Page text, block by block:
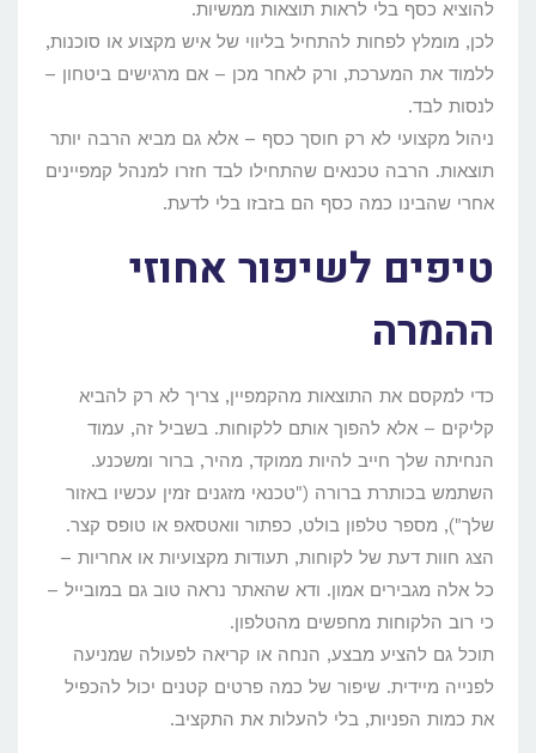
להוציא כסף בלי לראות תוצאות ממשיות.
לכן, מומלץ לפחות להתחיל בליווי של איש מקצוע או סוכנות,
ללמוד את המערכת, ורק לאחר מכן – אם מרגישים ביטחון –
לנסות לבד.
ניהול מקצועי לא רק חוסך כסף – אלא גם מביא הרבה יותר
תוצאות. הרבה טכנאים שהתחילו לבד חזרו למנהל קמפיינים
אחרי שהבינו כמה כסף הם בזבזו בלי לדעת.
טיפים לשיפור אחוזי
ההמרה
כדי למקסם את התוצאות מהקמפיין, צריך לא רק להביא
קליקים – אלא להפוך אותם ללקוחות. בשביל זה, עמוד
הנחיתה שלך חייב להיות ממוקד, מהיר, ברור ומשכנע.
השתמש בכותרת ברורה ("טכנאי מזגנים זמין עכשיו באזור
שלך"), מספר טלפון בולט, כפתור וואטסאפ או טופס קצר.
הצג חוות דעת של לקוחות, תעודות מקצועיות או אחריות –
כל אלה מגבירים אמון. ודא שהאתר נראה טוב גם במובייל –
כי רוב הלקוחות מחפשים מהטלפון.
תוכל גם להציע מבצע, הנחה או קריאה לפעולה שמניעה
לפנייה מיידית. שיפור של כמה פרטים קטנים יכול להכפיל
את כמות הפניות, בלי להעלות את התקציב.